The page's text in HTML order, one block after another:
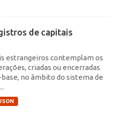
de capitais
estrangeiros contemplam os
criadas ou encerradas
no âmbito do sistema de